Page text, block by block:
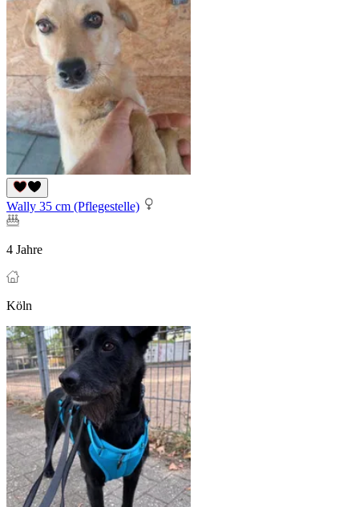
Wally 35 cm (Pflegestelle)
4 Jahre
Köln